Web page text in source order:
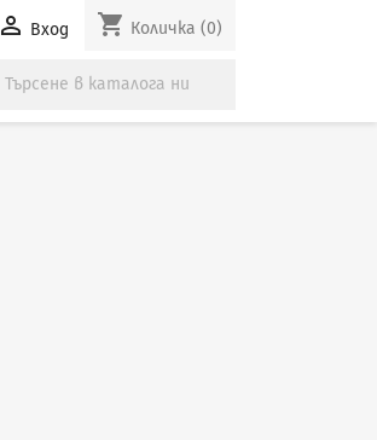
 Вход shopping_cart Количка (0)